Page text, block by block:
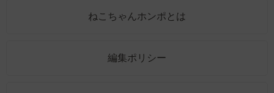
ねこちゃんホンポとは
編集ポリシー